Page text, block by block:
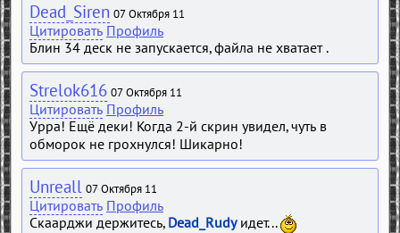
Dead_Siren 07 Октября 11
Цитировать Профиль
Блин 34 деск не запускается, файла не хватает .
Strelok616 07 Октября 11
Цитировать Профиль
Урра! Ещё деки! Когда 2-й скрин увидел, чуть в
обморок не грохнулся! Шикарно!
Unreall 07 Октября 11
Цитировать Профиль
Скаарджи держитесь, Dead_Rudyидет...